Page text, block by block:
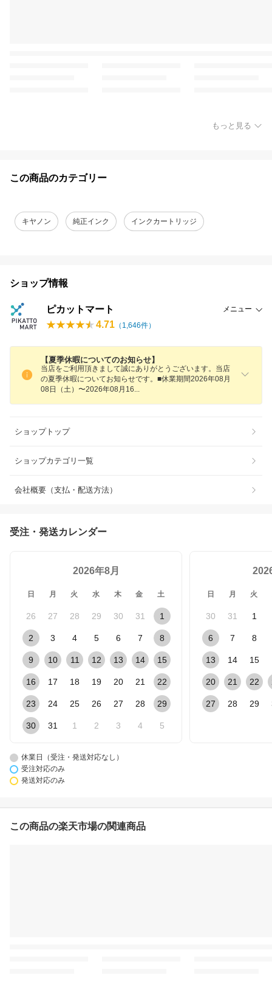
もっと見る
この商品のカテゴリー
キヤノン 純正インク インクカートリッジ
ショップ情報
ピカットマート メニュー
4.71 （ 1,646件）
【夏季休暇についてのお知らせ】
当店をご利用頂きまして誠にありがとうございます。当店
の夏季休暇についてお知らせです。■休業期間2026年08月
08日（土）〜2026年08月16
ショップトップ
ショップカテゴリ一覧
会社概要（支払・配送方法）
受注・発送カレンダー
2026年8月
日 月 火 水 木 金 土
26 27 28 29 30 31 1
2 3 4 5 6 7 8
9 10 11 12 13 14 15
16 17 18 19 20 21 22
23 24 25 26 27 28 29
30 31 1 2 3 4 5
日 月 火
30 31 1
6 7 8
13 14 15
20 21 22
27 28 29
休業日（受注・発送対応なし）
受注対応のみ
発送対応のみ
この商品の楽天市場の関連商品